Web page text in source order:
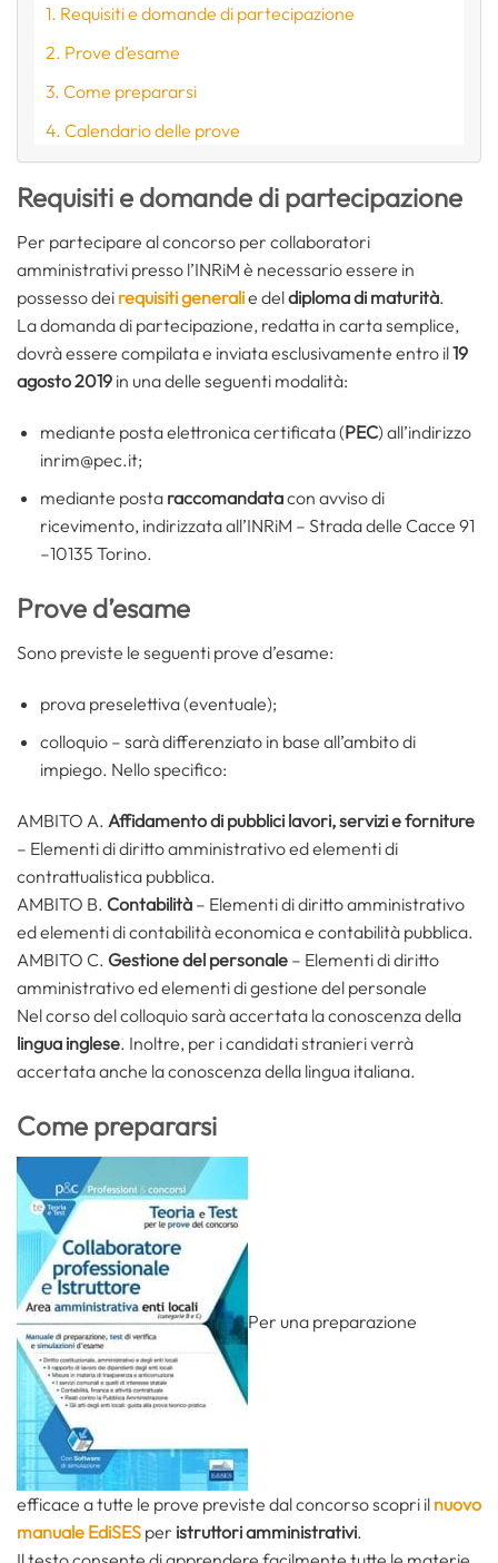
Requisiti e domande di partecipazione
Prove d’esame
Come prepararsi
Calendario delle prove
Requisiti e domande di partecipazione
Per partecipare al concorso per collaboratori
amministrativi presso l’INRiM è necessario essere in
possesso dei requisiti generalie deldiploma di maturità.
La domanda di partecipazione, redatta in carta semplice,
dovrà essere compilata e inviata esclusivamente entro il19
agosto 2019 in una delle seguenti modalità:
mediante posta elettronica certificata (PEC) all’indirizzo
inrim@pec.it;
mediante posta raccomandatacon avviso di
ricevimento, indirizzata all’INRiM – Strada delle Cacce 91
–10135 Torino.
Prove d’esame
Sono previste le seguenti prove d’esame:
prova preselettiva (eventuale);
colloquio – sarà differenziato in base all’ambito di
impiego. Nello specifico:
AMBITO A. Affidamento di pubblici lavori, servizi e forniture
– Elementi di diritto amministrativo ed elementi di
contrattualistica pubblica.
AMBITO B. Contabilità – Elementi di diritto amministrativo
ed elementi di contabilità economica e contabilità pubblica.
AMBITO C. Gestione del personale – Elementi di diritto
amministrativo ed elementi di gestione del personale
Nel corso del colloquio sarà accertata la conoscenza della
lingua inglese. Inoltre, per i candidati stranieri verrà
accertata anche la conoscenza della lingua italiana.
Come prepararsi
Per una preparazione
efficace a tutte le prove previste dal concorso scopri il nuovo
manuale EdiSES per istruttori amministrativi.